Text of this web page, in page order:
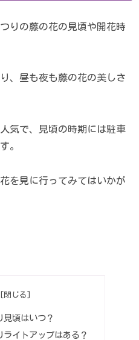
りの藤の花の見頃や開花時
、昼も夜も藤の花の美しさ
気で、見頃の時期には駐車
。
を見に行ってみてはいかが
見頃はいつ？
ライトアップはある？